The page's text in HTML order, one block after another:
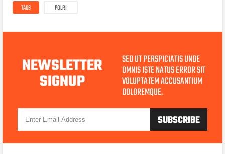
TAGS POLRI
NEWSLETTER
SIGNUP
SED UT PERSPICIATIS UNDE
OMNIS ISTE NATUS ERROR SIT
VOLUPTATEM ACCUSANTIUM
DOLOREMQUE.